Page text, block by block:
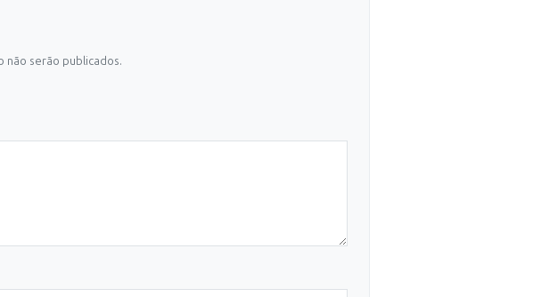
não serão publicados.